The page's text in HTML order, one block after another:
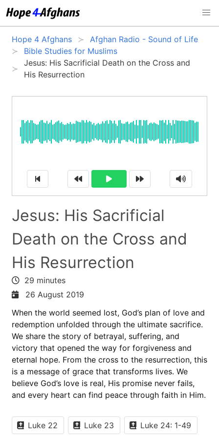
Hope 4 Afghans
Afghan Radio - Sound of Life
Bible Studies for Muslims
Jesus: His Sacrificial Death on the Cross and
His Resurrection
Jesus: His Sacrificial
Death on the Cross and
His Resurrection
29 minutes
26 August 2019
When the world seemed lost, God’s plan of love and
redemption unfolded through the ultimate sacrifice.
We share the story of betrayal, suffering, and
victory that opened the way for forgiveness and
eternal hope. From the cross to the resurrection, this
is a message of grace that transforms lives. We
believe God’s love is real, His promise never fails,
and every heart can find peace through faith in Him.
Luke 22 Luke 23 Luke 24: 1-49